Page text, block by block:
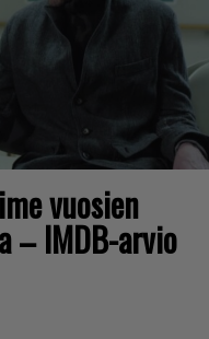
vuosien
– IMDB-arvio